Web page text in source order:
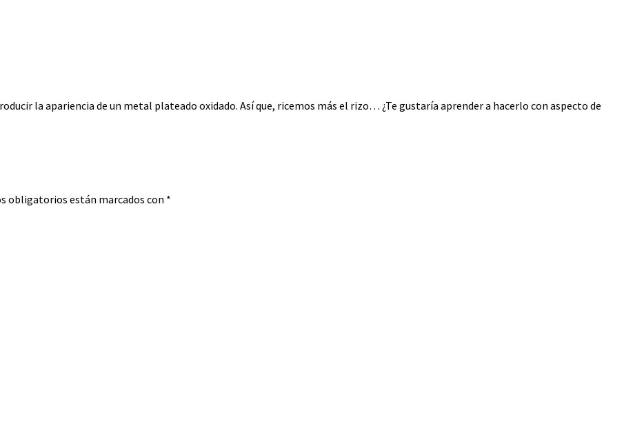
la apariencia de un metal plateado oxidado. Así que, ricemos más el rizo… ¿Te gustaría aprender a hacerlo con aspecto de
obligatorios están marcados con *